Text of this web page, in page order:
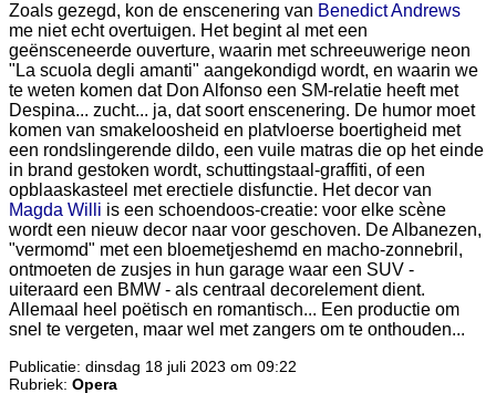
Zoals gezegd, kon de enscenering van Benedict Andrews
me niet echt overtuigen. Het begint al met een
geënsceneerde ouverture, waarin met schreeuwerige neon
"La scuola degli amanti" aangekondigd wordt, en waarin we
te weten komen dat Don Alfonso een SM-relatie heeft met
Despina... zucht... ja, dat soort enscenering. De humor moet
komen van smakeloosheid en platvloerse boertigheid met
een rondslingerende dildo, een vuile matras die op het einde
in brand gestoken wordt, schuttingstaal-graffiti, of een
opblaaskasteel met erectiele disfunctie. Het decor van
Magda Willi is een schoendoos-creatie: voor elke scène
wordt een nieuw decor naar voor geschoven. De Albanezen,
"vermomd" met een bloemetjeshemd en macho-zonnebril,
ontmoeten de zusjes in hun garage waar een SUV -
uiteraard een BMW - als centraal decorelement dient.
Allemaal heel poëtisch en romantisch... Een productie om
snel te vergeten, maar wel met zangers om te onthouden...
Publicatie: dinsdag 18 juli 2023 om 09:22
Rubriek: Opera